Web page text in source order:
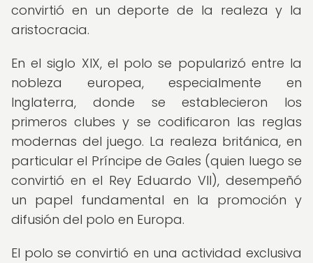
convirtió en un deporte de la realeza y la
aristocracia.
En el siglo XIX, el polo se popularizó entre la
nobleza europea, especialmente en
Inglaterra, donde se establecieron los
primeros clubes y se codificaron las reglas
modernas del juego. La realeza británica, en
particular el Príncipe de Gales (quien luego se
convirtió en el Rey Eduardo VII), desempeñó
un papel fundamental en la promoción y
difusión del polo en Europa.
El polo se convirtió en una actividad exclusiva